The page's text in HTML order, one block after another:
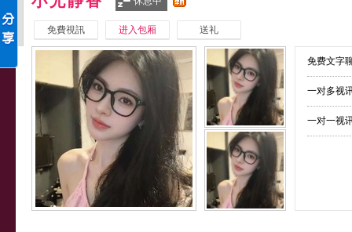
免費視訊 进入包厢 送礼
免费文字
一对多视
一对一视